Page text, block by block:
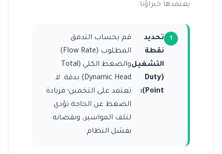
يعتمدها خبراؤنا:
تحديد
نقطة
التشغيل
(Duty
Point):
قم بحساب التدفق
المطلوب (Flow Rate)
والضغط الكلي (Total
Dynamic Head) بدقة. لا
تعتمد على التخمين؛ فزيادة
الضغط عن الحاجة تؤدي
لتلف المواسير، ونقصانه
يفشل النظام.